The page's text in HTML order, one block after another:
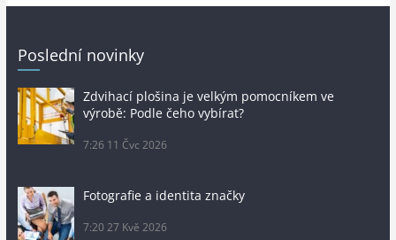
Poslední novinky
Zdvihací plošina je velkým pomocníkem ve
výrobě: Podle čeho vybírat?
7:26 11 Čvc 2026
Fotografie a identita značky
7:20 27 Kvě 2026